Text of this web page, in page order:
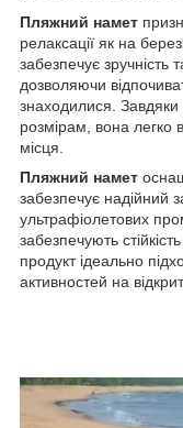
Пляжний намет
релаксації як на
забезпечує зручність
дозволяючи
знаходилися.
розмірам, вона легко
місця.
Пляжний намет
забезпечує надійний
ультрафіолетових
забезпечують
продукт ідеально
активностей на